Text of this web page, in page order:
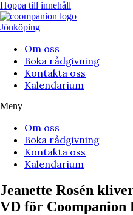
Hoppa till innehåll
Jönköping
Om oss
Boka rådgivning
Kontakta oss
Kalendarium
Meny
Om oss
Boka rådgivning
Kontakta oss
Kalendarium
Jeanette Rosén
VD för Coompanion